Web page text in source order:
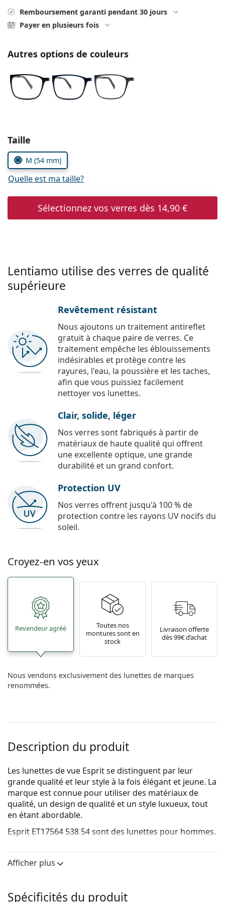
Prada
Remboursement garanti pendant 30 jours
Payer en plusieurs fois
Autres options de couleurs
Choisissez les paramètres
Taille
M (54 mm)
Quelle est ma taille?
Sélectionnez vos verres dès 14,90 €
Lentiamo utilise des verres de qualité
supérieure
Revêtement résistant
Nous ajoutons un traitement antireflet
gratuit à chaque paire de verres. Ce
traitement empêche les éblouissements
indésirables et protège contre les
rayures, l'eau, la poussière et les taches,
afin que vous puissiez facilement
nettoyer vos lunettes.
Clair, solide, léger
Nos verres sont fabriqués à partir de
matériaux de haute qualité qui offrent
une excellente optique, une grande
durabilité et un grand confort.
Protection UV
Nos verres offrent jusqu'à 100 % de
protection contre les rayons UV nocifs du
soleil.
Croyez-en vos yeux
Revendeur agréé
Toutes nos
montures sont en
stock
Livraison offerte
dès 99€ d’achat
Nous vendons exclusivement des lunettes de marques
renommées.
Description du produit
Les lunettes de vue Esprit se distinguent par leur
grande qualité et leur style à la fois élégant et jeune. La
marque est connue pour utiliser des matériaux de
qualité, un design de qualité et un style luxueux, tout
en étant abordable.
Esprit ET17564 538 54sont des lunettes pour hommes.
la fonction d'essai virtuel de Lentiamo.
La couleur noire de la monture s'accorde
Afficher plus
Spécificités du produit